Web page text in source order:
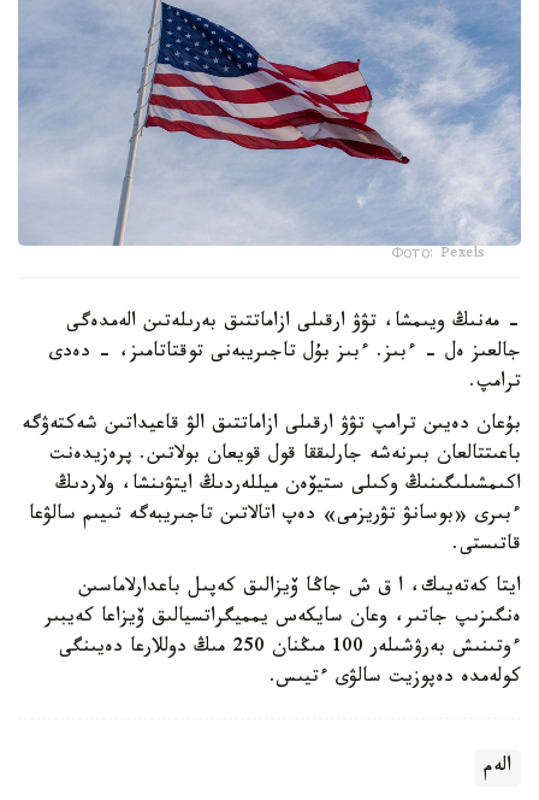
Фото: Pexels
- مەنىڭ ويىمشا، تۋۋ ارقىلى ازاماتتىق بەرىلەتىن الەمدەگى
جالعىز ەل - ءبىز. ءبىز بۇل تاجىريبەنى توقتاتامىز، - دەدى
ترامپ.
بۇعان دەيىن ترامپ تۋۋ ارقىلى ازاماتتىق الۋ قاعيداتىن شەكتەۋگە
باعىتتالعان بىرنەشە جارلىققا قول قويعان بولاتىن. پرەزيدەنت
اكىمشىلىگىنىڭ وكىلى ستيۆەن ميللەردىڭ ايتۋىنشا، ولاردىڭ
ءبىرى «بوسانۋ تۋريزمى» دەپ اتالاتىن تاجىريبەگە تىيىم سالۋعا
قاتىستى.
ايتا كەتەيىك، ا ق ش جاڭا ۆيزالىق كەپىل باعدارلاماسىن
ەنگىزىپ جاتىر، وعان سايكەس يمميگراتسيالىق ۆيزاعا كەيبىر
ءوتىنىش بەرۋشىلەر 100 مىڭنان 250 مىڭ دوللارعا دەيىنگى
كولەمدە دەپوزيت سالۋى ءتيىس.
الەم